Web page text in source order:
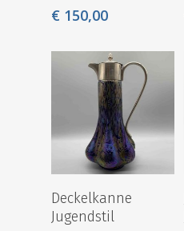
€ 150,00
Deckelkanne
Jugendstil